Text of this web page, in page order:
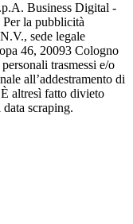
Business Digital -
la pubblicità
sede legale
46, 20093 Cologno
trasmessi e/o
all’addestramento di
altresì fatto divieto
scraping.